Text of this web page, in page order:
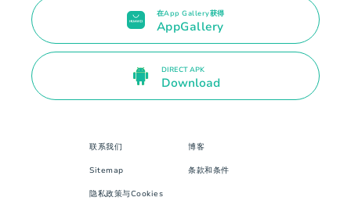
在App Gallery获得
AppGallery
DIRECT APK
Download
联系我们 博客
Sitemap 条款和条件
隐私政策与Cookies